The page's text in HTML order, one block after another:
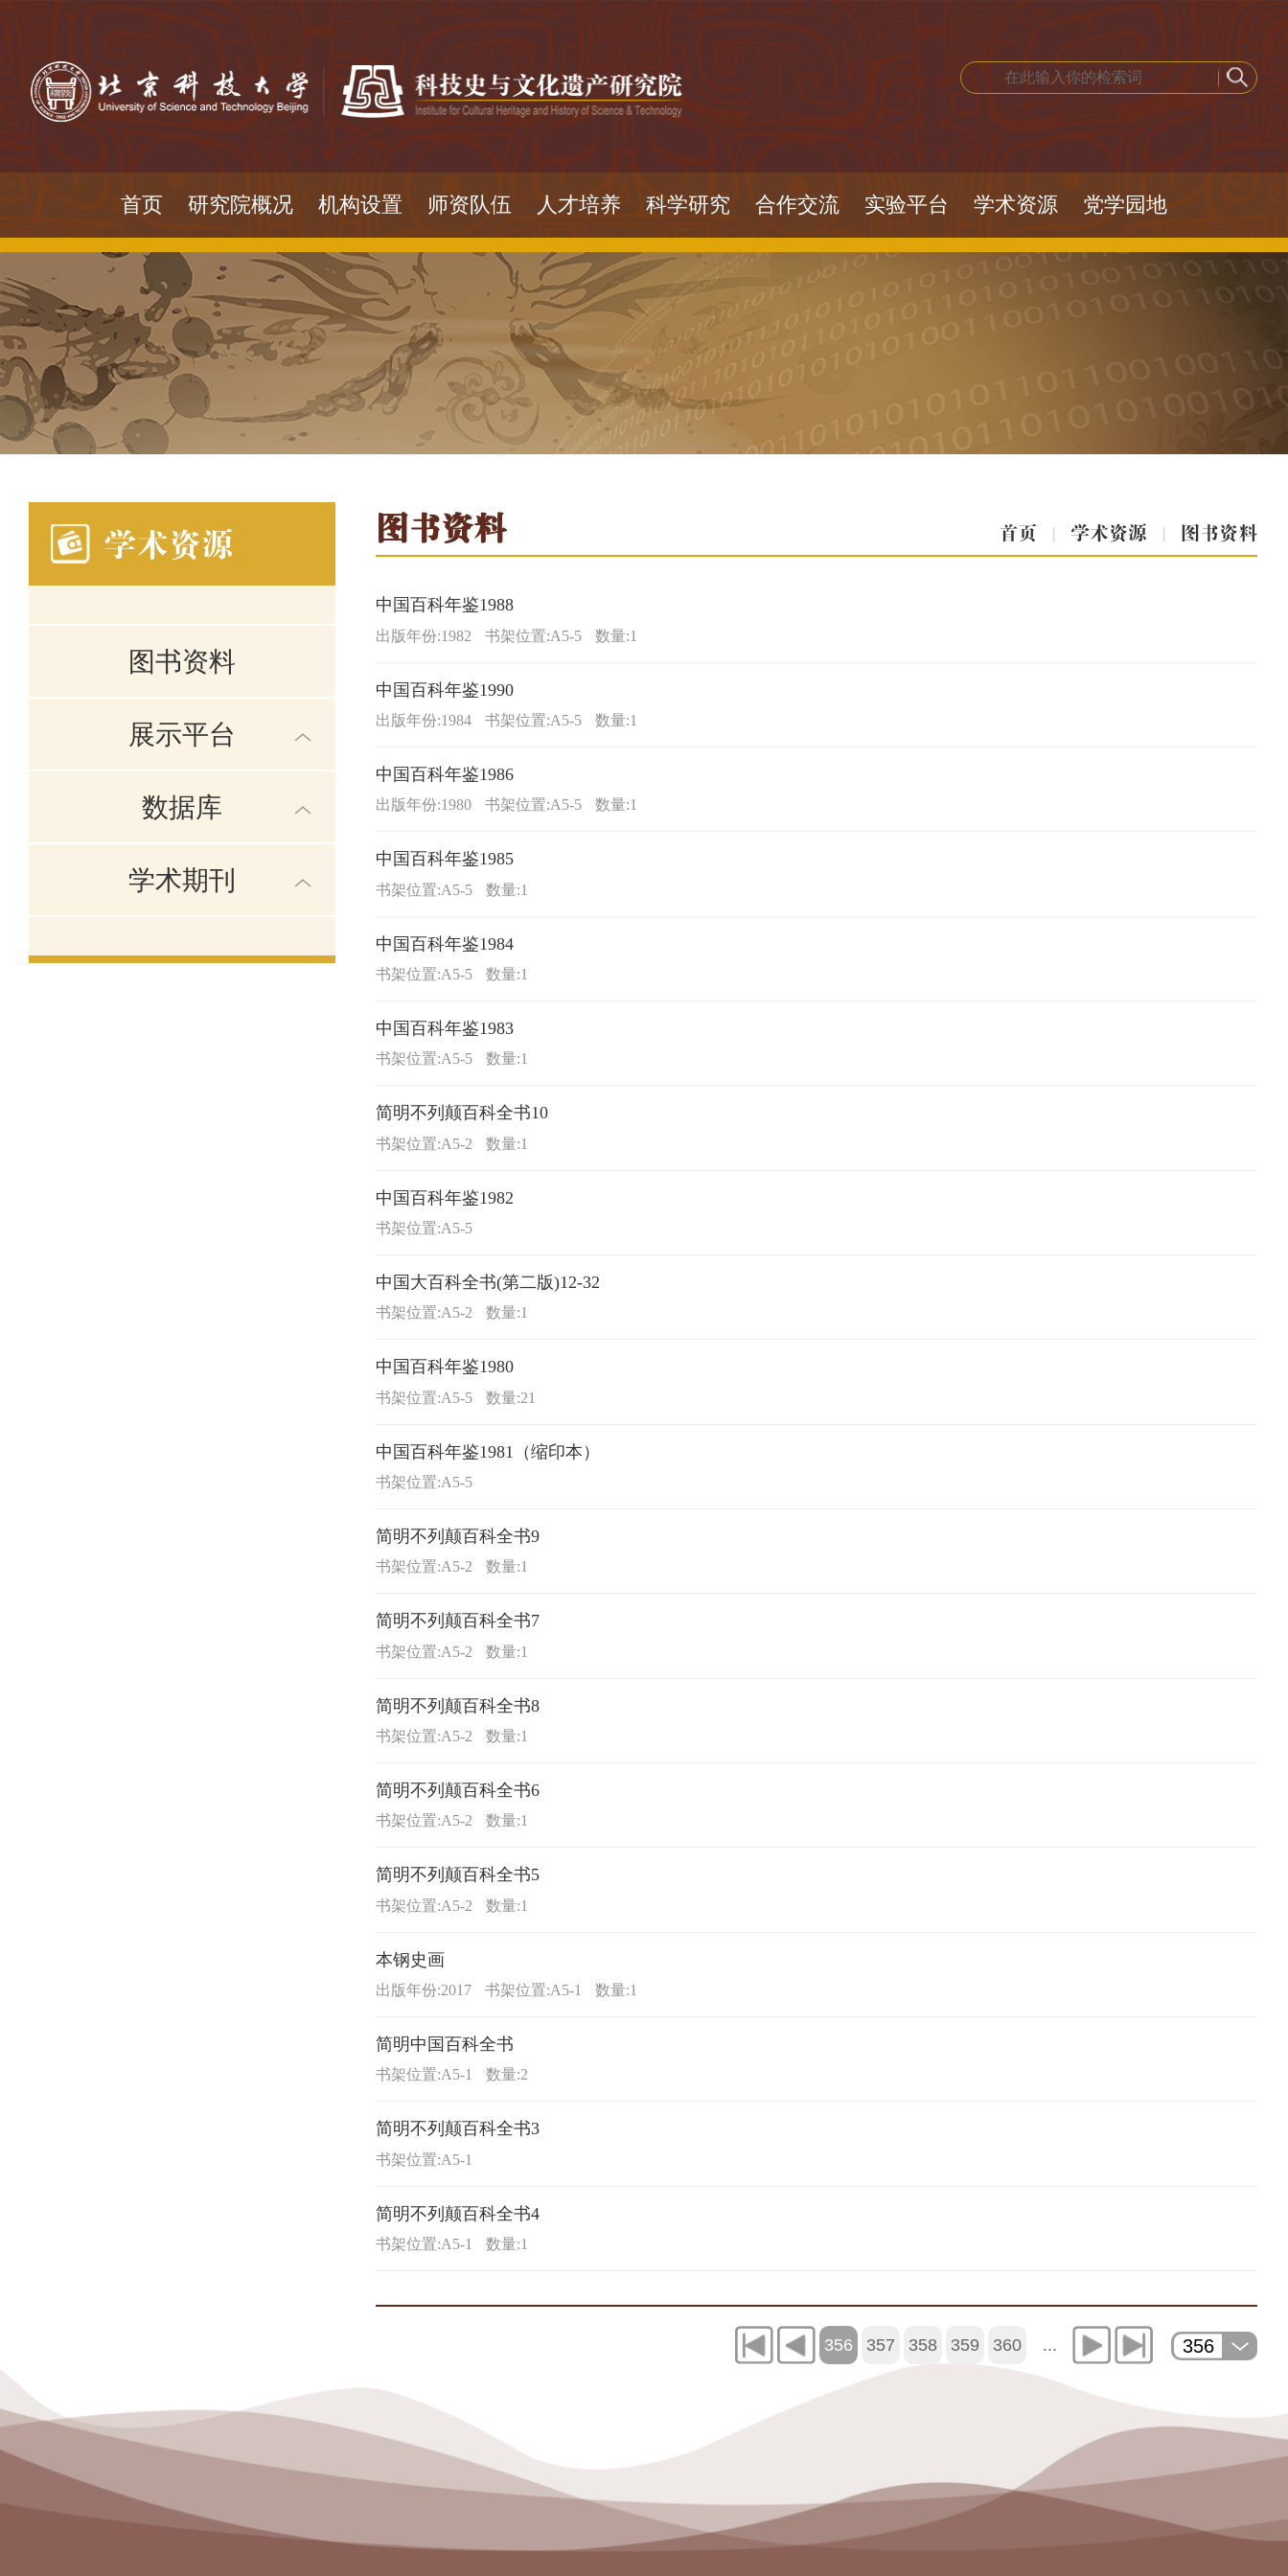
首页 研究院概况 机构设置 师资队伍 人才培养 科学研究 合作交流 实验平台 学术资源 党学园地
学术资源
图书资料
展示平台
数据库
学术期刊
首页 | 学术资源 | 图书资料
图书资料
中国百科年鉴1988
出版年份:1982 书架位置:A5-5 数量:1
中国百科年鉴1990
出版年份:1984 书架位置:A5-5 数量:1
中国百科年鉴1986
出版年份:1980 书架位置:A5-5 数量:1
中国百科年鉴1985
书架位置:A5-5 数量:1
中国百科年鉴1984
书架位置:A5-5 数量:1
中国百科年鉴1983
书架位置:A5-5 数量:1
简明不列颠百科全书10
书架位置:A5-2 数量:1
中国百科年鉴1982
书架位置:A5-5
中国大百科全书(第二版)12-32
书架位置:A5-2 数量:1
中国百科年鉴1980
书架位置:A5-5 数量:21
中国百科年鉴1981（缩印本）
书架位置:A5-5
简明不列颠百科全书9
书架位置:A5-2 数量:1
简明不列颠百科全书7
书架位置:A5-2 数量:1
简明不列颠百科全书8
书架位置:A5-2 数量:1
简明不列颠百科全书6
书架位置:A5-2 数量:1
简明不列颠百科全书5
书架位置:A5-2 数量:1
本钢史画
出版年份:2017 书架位置:A5-1 数量:1
简明中国百科全书
书架位置:A5-1 数量:2
简明不列颠百科全书3
书架位置:A5-1
简明不列颠百科全书4
书架位置:A5-1 数量:1
356 357 358 359 360 ... 356